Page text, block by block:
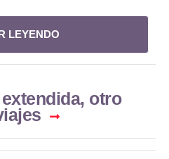
LEYENDO
otro